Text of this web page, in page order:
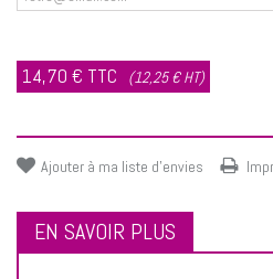
14,70 € TTC (12,25 € HT)
Ajouter à ma liste d'envies
EN SAVOIR PLUS